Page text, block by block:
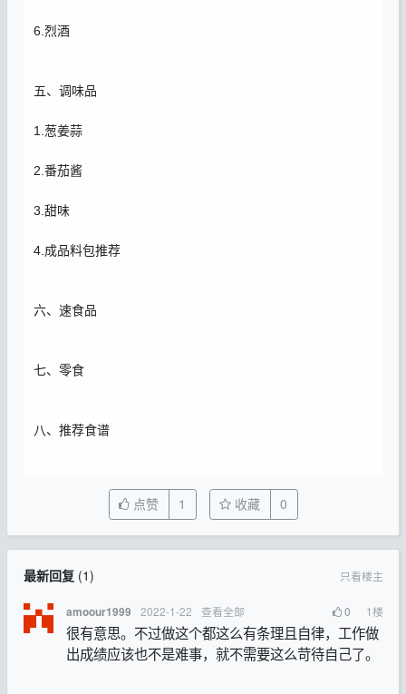
6.烈酒
五、调味品
1.葱姜蒜
2.番茄酱
3.甜味
4.成品料包推荐
六、速食品
七、零食
八、推荐食谱
点赞 1 收藏 0
最新回复(1) 只看楼主
amoour1999 2022-1-22 查看全部 0 1楼
很有意思。不过做这个都这么有条理且自律，工作做
出成绩应该也不是难事，就不需要这么苛待自己了。